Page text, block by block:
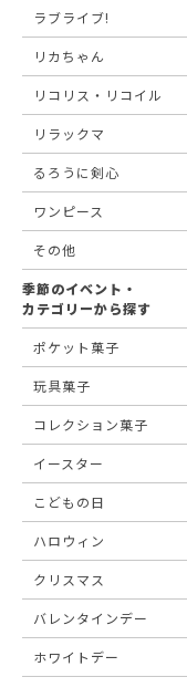
ラブライブ!
リカちゃん
リコリス・リコイル
リラックマ
るろうに剣心
ワンピース
その他
季節のイベント・
カテゴリーから探す
ポケット菓子
玩具菓子
コレクション菓子
イースター
こどもの日
ハロウィン
クリスマス
バレンタインデー
ホワイトデー